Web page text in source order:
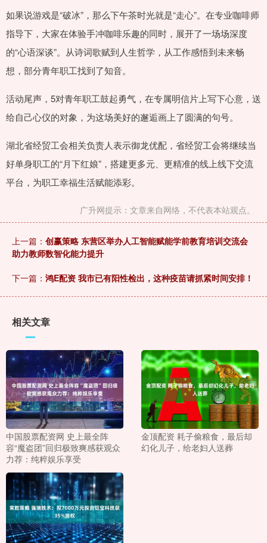
如果说游戏是“破冰”，那么下午茶时光就是“走心”。在专业咖啡师
指导下，大家在体验手冲咖啡乐趣的同时，展开了一场场深度
的“心语深谈”。从诗词歌赋到人生哲学，从工作感悟到未来畅
想，部分青年职工找到了知音。
活动尾声，5对青年职工鼓起勇气，在专属明信片上写下心意，送
给自己心仪的对象，为这场美好的邂逅画上了圆满的句号。
湖北省经贸工会相关负责人表示御龙优配，省经贸工会将继续当
好单身职工的“月下红娘”，搭建更多元、更精准的线上线下交流
平台，为职工幸福生活赋能添彩。
广升网提示：文章来自网络，不代表本站观点。
上一篇： 创赢策略 东营区举办人工智能赋能学前教育培训交流会
助力教师数智化能力提升
下一篇： 鸿E配资 我市已有阳性检出，这种疫苗请抓紧时间安排！
相关文章
中国股票配资网 史上最全阵
容“魔盗团”回归极致爽感获观众
力荐：纯粹娱乐享受
金顶配资 耗子偷粮食，最后却
幻化儿子，给老妇人送葬